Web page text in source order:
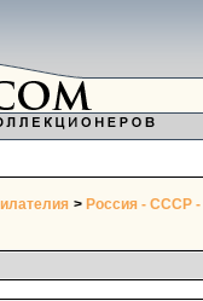
> Россия - СССР